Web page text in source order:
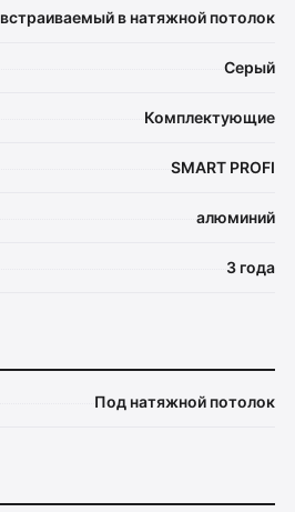
встраиваемый в натяжной потолок
Серый
Комплектующие
SMART PROFI
алюминий
3 года
Под натяжной потолок